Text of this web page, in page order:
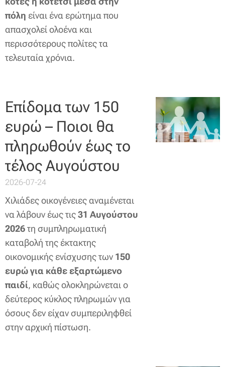
πόλη είναι ένα ερώτημα που
απασχολεί ολοένα και
περισσότερους πολίτες τα
τελευταία χρόνια.
Επίδομα των 150
ευρώ – Ποιοι θα
πληρωθούν έως το
τέλος Αυγούστου
2026-07-24
Χιλιάδες οικογένειες αναμένεται
να λάβουν έως τις31 Αυγούστου
2026τη συμπληρωματική
καταβολή της έκτακτης
οικονομικής ενίσχυσης των 150
ευρώ για κάθε εξαρτώμενο
παιδί, καθώς ολοκληρώνεται ο
δεύτερος κύκλος πληρωμών για
όσους δεν είχαν συμπεριληφθεί
στην αρχική πίστωση.